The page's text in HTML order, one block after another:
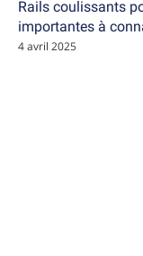
Rails coulissants
importantes à
4 avril 2025